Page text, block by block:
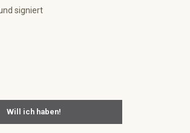
signiert
gewünschten Wert ein
Will ich haben!